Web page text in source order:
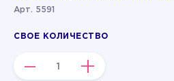
Арт. 5591
СВОЕ КОЛИЧЕСТВО
– +